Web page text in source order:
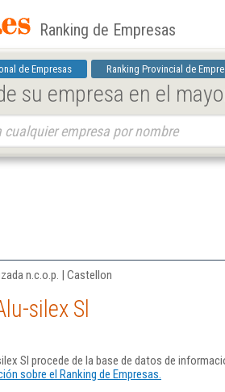
Ranking de Empresas
de Empresas Ranking Provincial de
su empresa en el
n.c.o.p. | Castellon
silex Sl
Sl procede de la base de datos de
sobre el Ranking de Empresas.